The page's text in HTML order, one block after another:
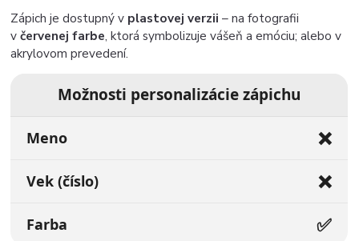
Zápich je dostupný v plastovej verzii – na fotografii
včervenej farbe, ktorá symbolizuje vášeň a emóciu; alebo v
akrylovom prevedení.
Možnosti personalizácie zápichu
Meno ❌
Vek (číslo) ❌
Farba ✅